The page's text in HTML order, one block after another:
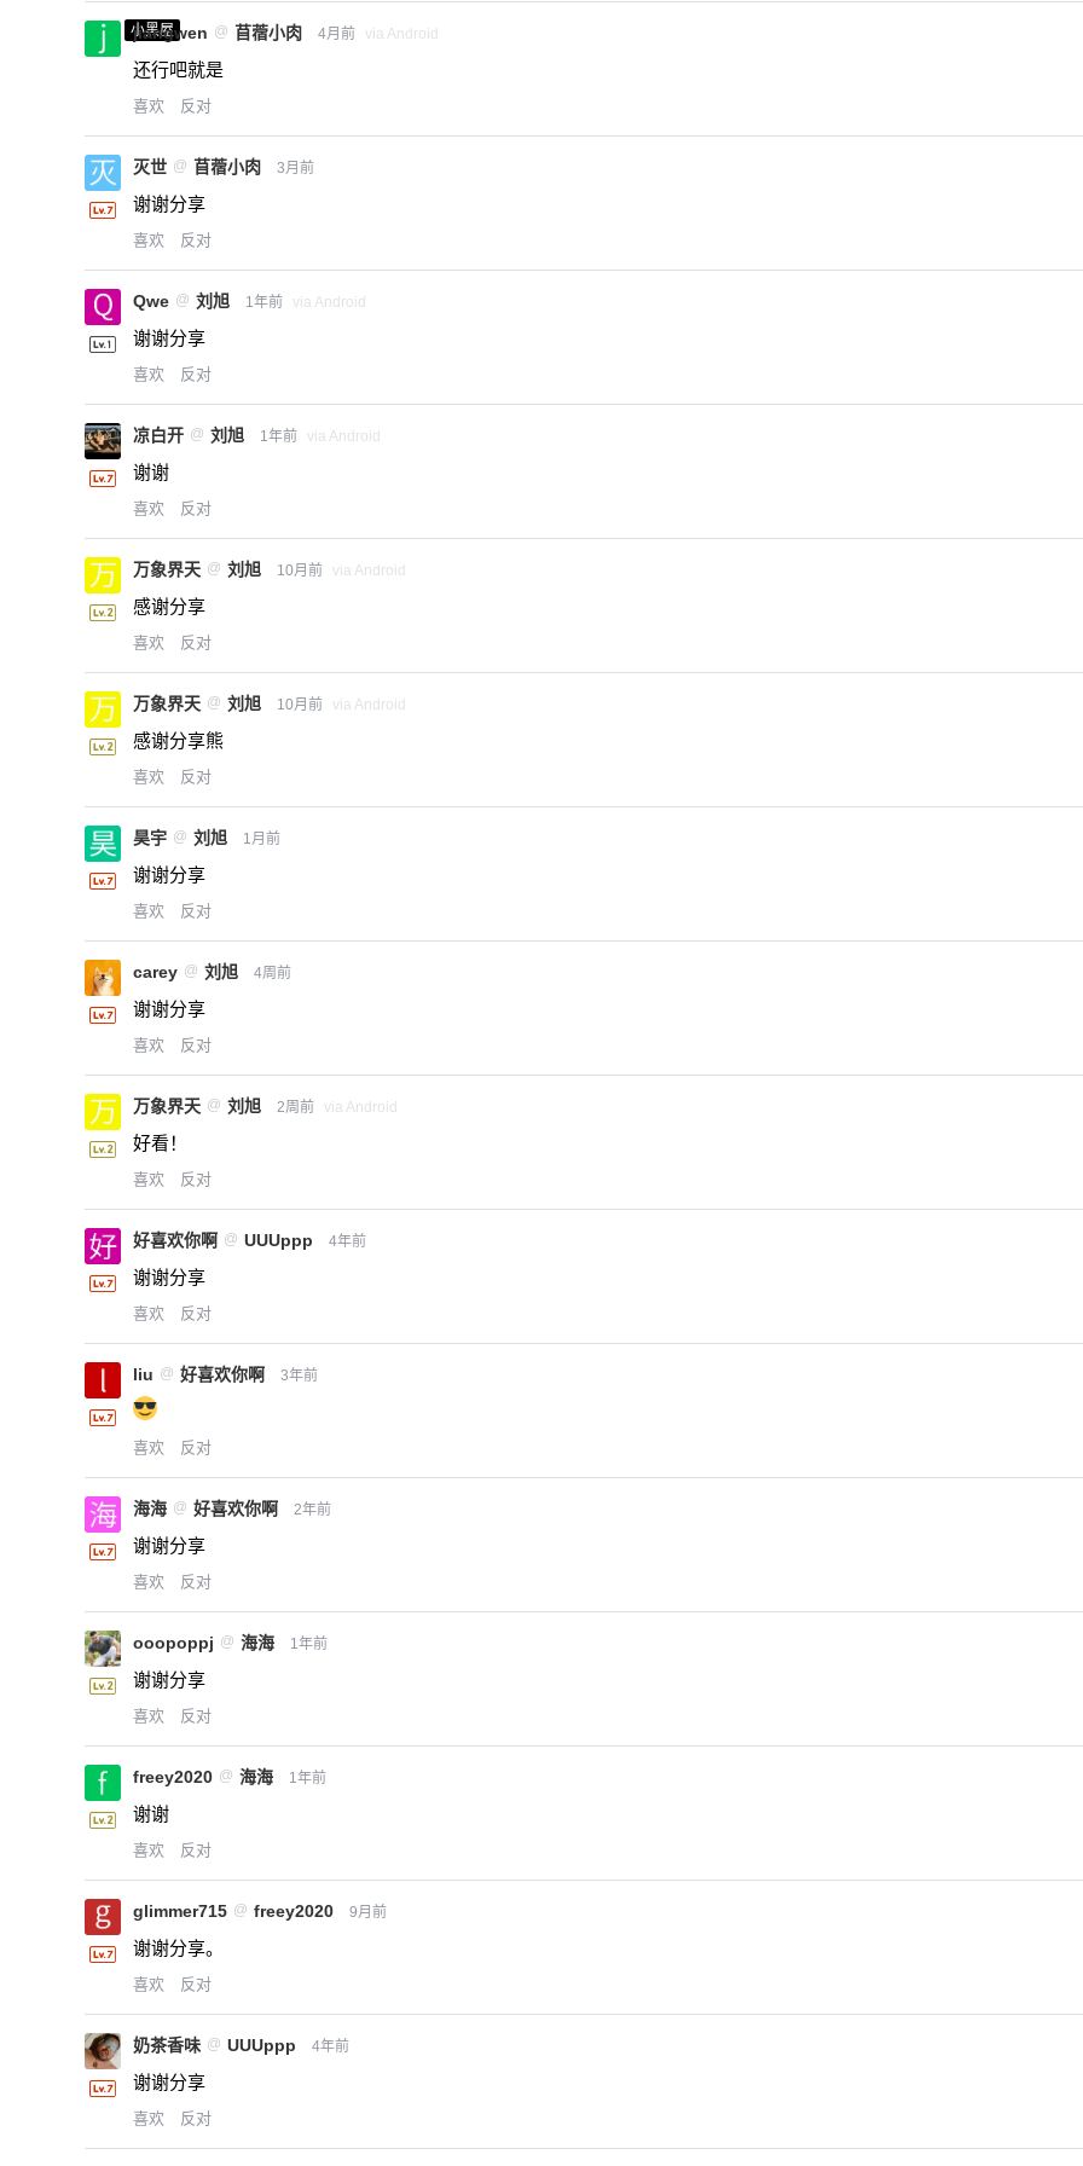
登录立刻注册 0 收藏
小黑屋
jiangwen @ 苜蓿小肉 4月前 via Android
还行吧就是
喜欢 反对
灭世 @ 苜蓿小肉 3月前
谢谢分享
喜欢 反对
Qwe @ 刘旭 1年前 via Android
谢谢分享
喜欢 反对
凉白开 @ 刘旭 1年前 via Android
谢谢
喜欢 反对
万象界天 @ 刘旭 10月前 via Android
感谢分享
喜欢 反对
万象界天 @ 刘旭 10月前 via Android
感谢分享熊
喜欢 反对
昊宇 @ 刘旭 1月前
谢谢分享
喜欢 反对
carey @ 刘旭 4周前
谢谢分享
喜欢 反对
万象界天 @ 刘旭 2周前 via Android
好看！
喜欢 反对
好喜欢你啊 @ UUUppp 4年前
谢谢分享
喜欢 反对
liu @ 好喜欢你啊 3年前
喜欢 反对
海海 @ 好喜欢你啊 2年前
谢谢分享
喜欢 反对
ooopoppj @ 海海 1年前
谢谢分享
喜欢 反对
freey2020 @ 海海 1年前
谢谢
喜欢 反对
glimmer715 @ freey2020 9月前
谢谢分享。
喜欢 反对
奶茶香味 @ UUUppp 4年前
谢谢分享
喜欢 反对